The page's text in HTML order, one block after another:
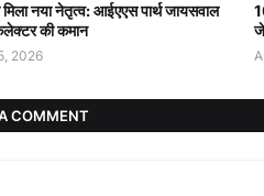
नया नेतृत्व: आईएएस पार्थ जायसवाल
की कमान
2026
COMMENT